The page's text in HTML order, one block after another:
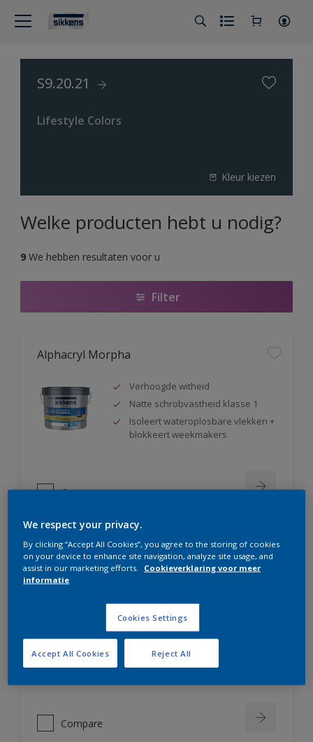
S9.20.21
Lifestyle Colors
Kleur kiezen
Welke producten hebt u nodig?
9 We hebben resultaten voor u
Filter
Alphacryl Morpha
Verhoogde witheid
Natte schrobvastheid klasse 1
Isoleert wateroplosbare vlekken +
blokkeert weekmakers
Compare
Alphacryl Perlino
glanst niet op
Isoleert wateroplosbare vlekken +
blokkeert weekmakers
Geschikt voor sanitaire ruimtes ,
badkamers,...
Compare
We respect your privacy.
By clicking “Accept All Cookies”, you agree to the storing of cookies
on your device to enhance site navigation, analyze site usage, and
assist in our marketing efforts.
Cookieverklaring voor meer
informatie
Cookies Settings
Reject All
Accept All Cookies